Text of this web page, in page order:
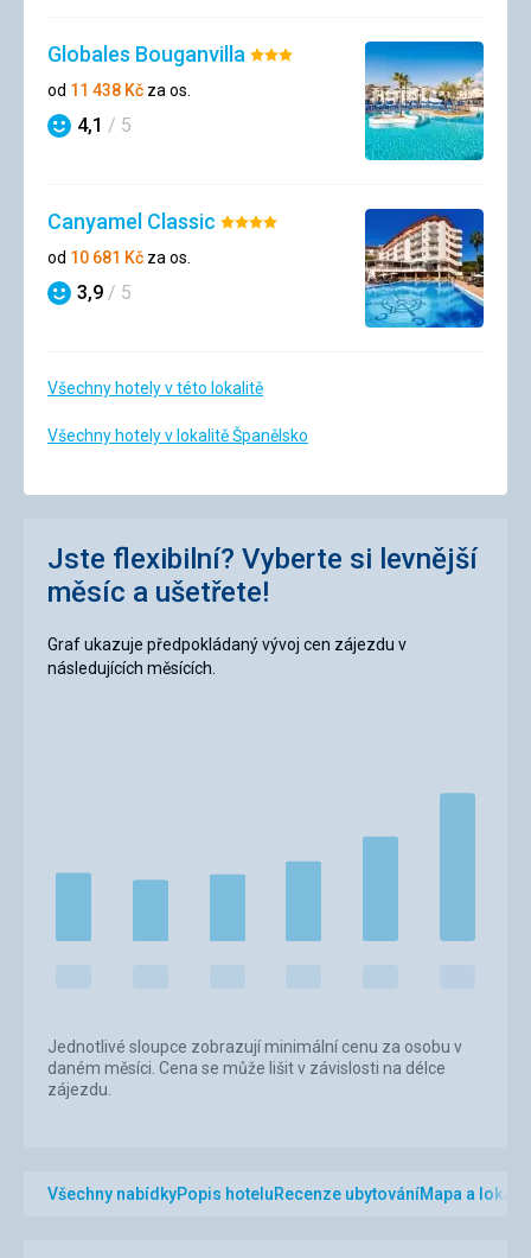
Globales Bouganvilla Hodnocení:
od 11 438 Kč za os.
Hodnocení
4,1 / 5
Canyamel Classic Hodnocení:
od 10 681 Kč za os.
Hodnocení
3,9 / 5
Všechny hotely v této lokalitě
Všechny hotely v lokalitě Španělsko
Jste flexibilní? Vyberte si levnější
měsíc a ušetřete!
Graf ukazuje předpokládaný vývoj cen zájezdu v
následujících měsících.
Jednotlivé sloupce zobrazují minimální cenu za osobu v
daném měsíci. Cena se může lišit v závislosti na délce
zájezdu.
Všechny nabídkyPopis hoteluRecenze ubytováníMapa a